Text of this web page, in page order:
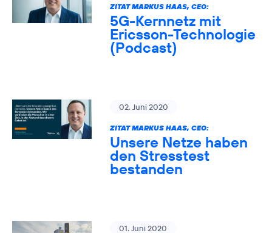
ZITAT MARKUS HAAS, CEO:
5G-Kernnetz mit
Ericsson-Technologie
(Podcast)
02. Juni 2020
ZITAT MARKUS HAAS, CEO:
Unsere Netze haben
den Stresstest
bestanden
01. Juni 2020